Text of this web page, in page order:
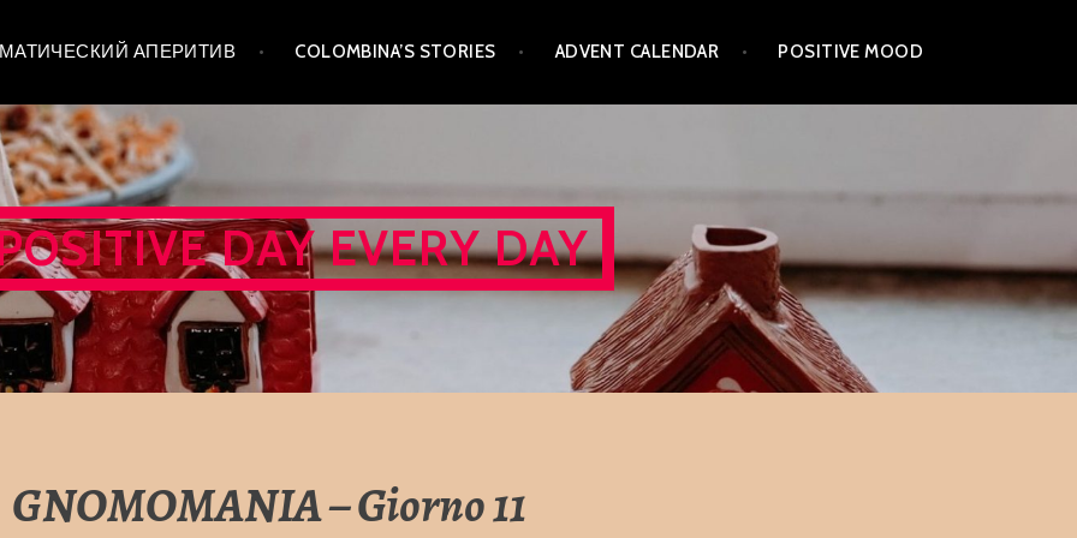
АПЕРИТИВ COLOMBINA’S STORIES ADVENT CALENDAR POSITIVE MOOD
DAY EVERY DAY
GNOMOMANIA – Giorno 11